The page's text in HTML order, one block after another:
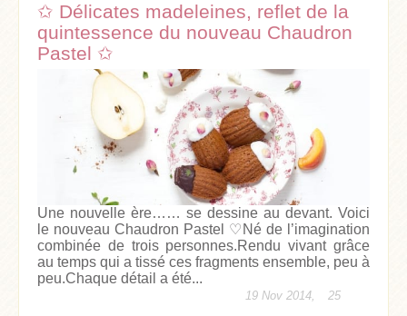
✩ Délicates madeleines, reflet de la
quintessence du nouveau Chaudron
Pastel ✩
Une nouvelle ère…… se dessine au devant. Voici
le nouveau Chaudron Pastel ♡Né de l’imagination
combinée de trois personnes.Rendu vivant grâce
au temps qui a tissé ces fragments ensemble, peu à
peu.Chaque détail a été...
19 Nov 2014, 25